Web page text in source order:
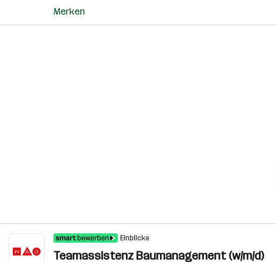
Merken
Einblicke
Teamassistenz Baumanagement (w/m/d)